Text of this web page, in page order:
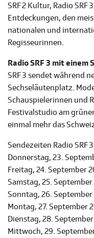
SRF 2 Kultur, Radio SRF
Entdeckungen, den
nationalen und
Regisseurinnen.
Radio SRF 3 mit
SRF 3 sendet während
Sechseläutenplatz.
Schauspielerinnen und
Festivalstudio am
einmal mehr das
Sendezeiten Radio SRF
Donnerstag, 23.
Freitag, 24. September
Samstag, 25. September
Sonntag, 26. September
Montag, 27. September
Dienstag, 28.
Mittwoch, 29.